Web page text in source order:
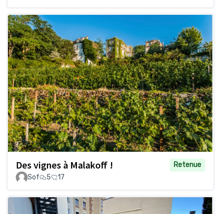
Des vignes à Malakoff !
Retenue
Sof
5 17